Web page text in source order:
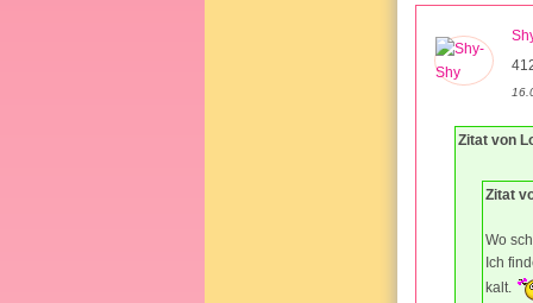
Zitat von
Zitat
Wo
Ich
kalt.